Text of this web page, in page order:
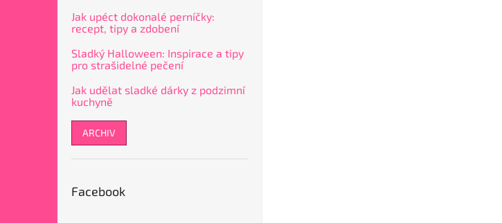
Jak upéct dokonalé perníčky:
recept, tipy a zdobení
Sladký Halloween: Inspirace a tipy
pro strašidelné pečení
Jak udělat sladké dárky z podzimní
kuchyně
ARCHIV
Facebook